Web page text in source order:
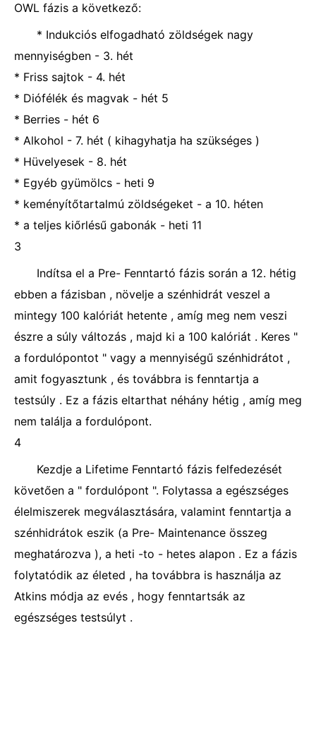
OWL fázis a következő:
* Indukciós elfogadható zöldségek nagy
mennyiségben - 3. hét
* Friss sajtok - 4. hét
* Diófélék és magvak - hét 5
* Berries - hét 6
* Alkohol - 7. hét ( kihagyhatja ha szükséges )
* Hüvelyesek - 8. hét
* Egyéb gyümölcs - heti 9
* keményítőtartalmú zöldségeket - a 10. héten
* a teljes kiőrlésű gabonák - heti 11
3
Indítsa el a Pre- Fenntartó fázis során a 12. hétig
ebben a fázisban , növelje a szénhidrát veszel a
mintegy 100 kalóriát hetente , amíg meg nem veszi
észre a súly változás , majd ki a 100 kalóriát . Keres "
a fordulópontot " vagy a mennyiségű szénhidrátot ,
amit fogyasztunk , és továbbra is fenntartja a
testsúly . Ez a fázis eltarthat néhány hétig , amíg meg
nem találja a fordulópont.
4
Kezdje a Lifetime Fenntartó fázis felfedezését
követően a " fordulópont ". Folytassa a egészséges
élelmiszerek megválasztására, valamint fenntartja a
szénhidrátok eszik (a Pre- Maintenance összeg
meghatározva ), a heti -to - hetes alapon . Ez a fázis
folytatódik az életed , ha továbbra is használja az
Atkins módja az evés , hogy fenntartsák az
egészséges testsúlyt .